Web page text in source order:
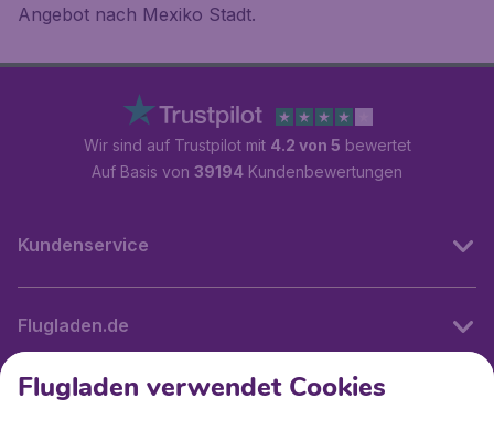
Angebot nach Mexiko Stadt.
Wir sind auf Trustpilot mit 4.2 von 5 bewertet
Auf Basis von 39194 Kundenbewertungen
Kundenservice
Flugladen.de
Internationale Webseiten
Flugladen verwendet Cookies